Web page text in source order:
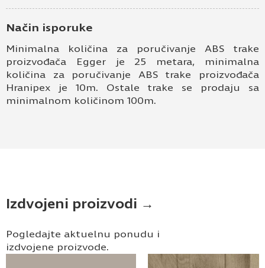
Način isporuke
Minimalna količina za poručivanje ABS trake
proizvođača Egger je 25 metara, minimalna
količina za poručivanje ABS trake proizvođača
Hranipex je 10m. Ostale trake se prodaju sa
minimalnom količinom 100m.
Izdvojeni proizvodi →
Pogledajte aktuelnu ponudu i
izdvojene proizvode.